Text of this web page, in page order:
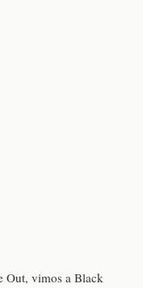
Out, vimos a Black